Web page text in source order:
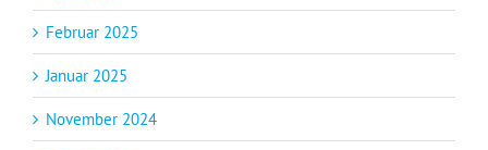
Februar 2025
Januar 2025
November 2024